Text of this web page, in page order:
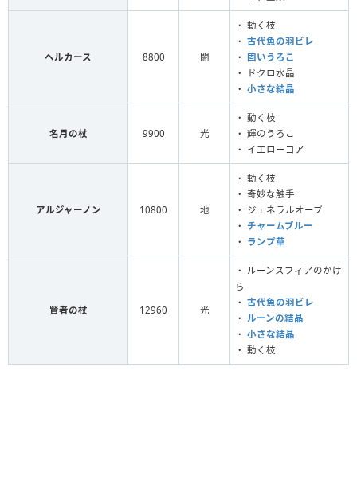
ヘルカース 8800 闇
・ 動く枝
・ 古代魚の羽ビレ
・ 固いうろこ
・ ドクロ水晶
・ 小さな結晶
名月の杖 9900 光
・ 動く枝
・ 輝のうろこ
・ イエローコア
アルジャーノン 10800 地
・ 動く枝
・ 奇妙な触手
・ ジェネラルオーブ
・ チャームブルー
・ ランプ草
賢者の杖 12960 光
・ ルーンスフィアのかけ
ら
・ 古代魚の羽ビレ
・ ルーンの結晶
・ 小さな結晶
・ 動く枝